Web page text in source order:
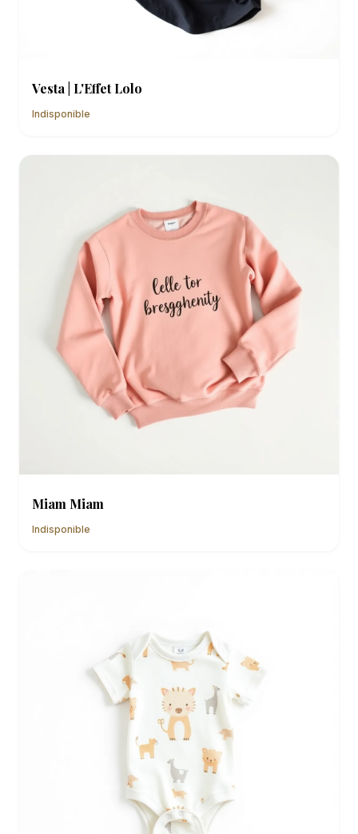
Vesta | L'Effet Lolo
Indisponible
Miam Miam
Indisponible